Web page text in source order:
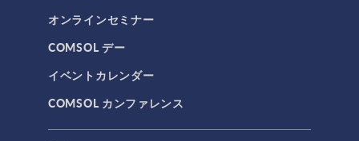
オンラインセミナー
COMSOL デー
イベントカレンダー
COMSOL カンファレンス